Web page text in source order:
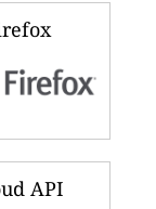
API